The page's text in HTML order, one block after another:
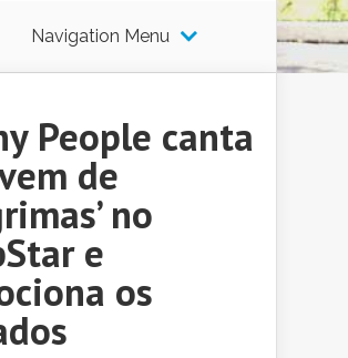
Navigation Menu
People canta
de
no
e
os